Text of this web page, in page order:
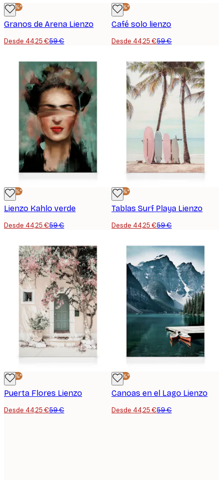
-25%*
Granos de Arena Lienzo
Desde 44,25 €59 €
-25%*
Café solo lienzo
Desde 44,25 €59 €
-25%*
Lienzo Kahlo verde
Desde 44,25 €59 €
-25%*
Tablas Surf Playa Lienzo
Desde 44,25 €59 €
-25%*
Puerta Flores Lienzo
Desde 44,25 €59 €
-25%*
Canoas en el Lago Lienzo
Desde 44,25 €59 €